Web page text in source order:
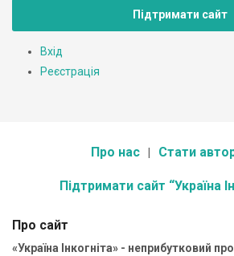
Підтримати сайт
Вхід
Реєстрація
Про нас Стати
Підтримати сайт “Україна
Про сайт
«Україна Інкогніта» - неприбутковий